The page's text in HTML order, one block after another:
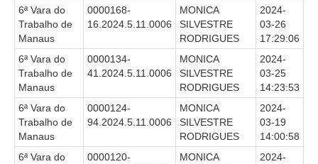
6ª Vara do
Trabalho de
Manaus
0000168-
16.2024.5.11.0006
MONICA
SILVESTRE
RODRIGUES
2024-
03-26
17:29:06
6ª Vara do
Trabalho de
Manaus
0000134-
41.2024.5.11.0006
MONICA
SILVESTRE
RODRIGUES
2024-
03-25
14:23:53
6ª Vara do
Trabalho de
Manaus
0000124-
94.2024.5.11.0006
MONICA
SILVESTRE
RODRIGUES
2024-
03-19
14:00:58
6ª Vara do
0000120-
MONICA
2024-